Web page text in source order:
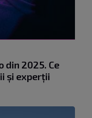
din 2025. Ce
și experții